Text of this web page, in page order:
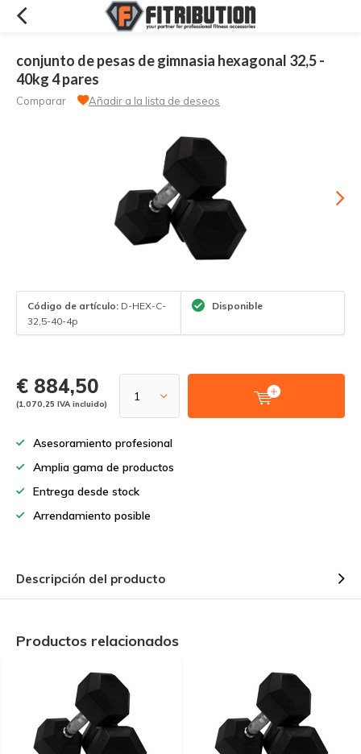
conjunto de pesas de gimnasia hexagonal 32,5 -
40kg 4 pares
Comparar Añadir a la lista de deseos
Código de artículo: D-HEX-C-
32,5-40-4p
Disponible
€ 884,50
(1.070,25 IVA incluido)
Asesoramiento profesional
Amplia gama de productos
Entrega desde stock
Arrendamiento posible
Descripción del producto
Productos relacionados